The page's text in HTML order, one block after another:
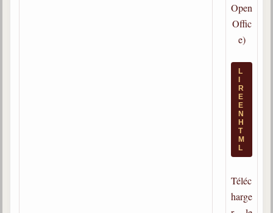
Open
Offic
e)
L
R
E
E
N
H
T
M
L
Téléc
harge